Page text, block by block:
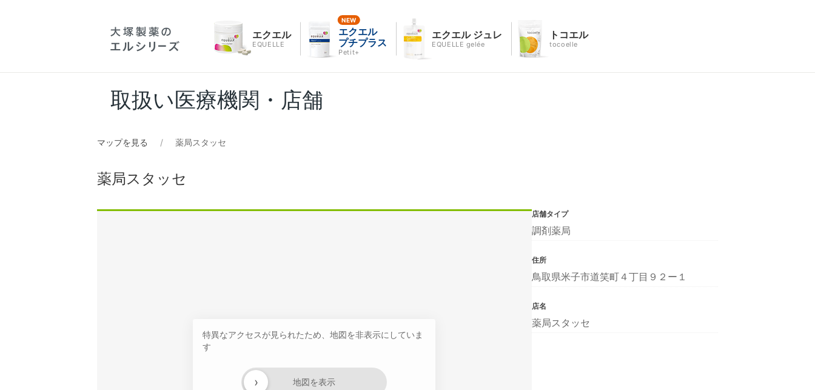
エクエル
EQUELLE
エクエル
プチプラス
Petit+
エクエル ジュレ
EQUELLE gelée
トコエル
tocoelle
取扱い医療機関・店舗
マップを見る 薬局スタッセ
薬局スタッセ
特異なアクセスが見られたため、地図を非表示にしていま
す
地図を表示
›
店舗タイプ
調剤薬局
住所
鳥取県米子市道笑町４丁目９２ー１
店名
薬局スタッセ